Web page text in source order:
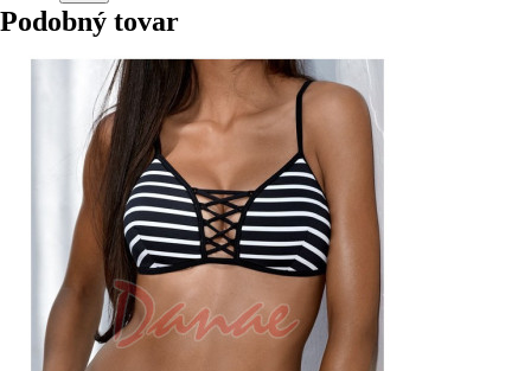
Podobný tovar